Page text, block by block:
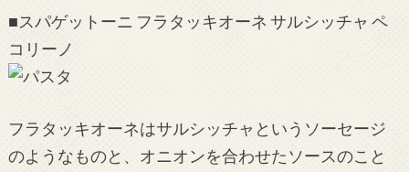
■スパゲットーニ フラタッキオーネ サルシッチャ ペ
コリーノ
フラタッキオーネはサルシッチャというソーセージ
のようなものと、オニオンを合わせたソースのこと